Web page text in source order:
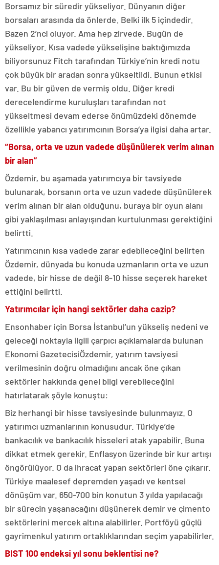
Borsamız bir süredir yükseliyor. Dünyanın diğer
borsaları arasında da önlerde. Belki ilk 5 içindedir.
Bazen 2’nci oluyor. Ama hep zirvede. Bugün de
yükseliyor. Kısa vadede yükselişine baktığımızda
biliyorsunuz Fitch tarafından Türkiye’nin kredi notu
çok büyük bir aradan sonra yükseltildi. Bunun etkisi
var. Bu bir güven de vermiş oldu. Diğer kredi
derecelendirme kuruluşları tarafından not
yükseltmesi devam ederse önümüzdeki dönemde
özellikle yabancı yatırımcının Borsa’ya ilgisi daha artar.
“Borsa, orta ve uzun vadede düşünülerek verim alınan
bir alan”
Özdemir, bu aşamada yatırımcıya bir tavsiyede
bulunarak, borsanın orta ve uzun vadede düşünülerek
verim alınan bir alan olduğunu, buraya bir oyun alanı
gibi yaklaşılması anlayışından kurtulunması gerektiğini
belirtti.
Yatırımcının kısa vadede zarar edebileceğini belirten
Özdemir, dünyada bu konuda uzmanların orta ve uzun
vadede, bir hisse de değil 8-10 hisse seçerek hareket
ettiğini belirtti.
Yatırımcılar için hangi sektörler daha cazip?
Ensonhaber için Borsa İstanbul’un yükseliş nedeni ve
geleceği noktayla ilgili çarpıcı açıklamalarda bulunan
Ekonomi GazetecisiÖzdemir, yatırım tavsiyesi
verilmesinin doğru olmadığını ancak öne çıkan
sektörler hakkında genel bilgi verebileceğini
hatırlatarak şöyle konuştu:
Biz herhangi bir hisse tavsiyesinde bulunmayız. O
yatırımcı uzmanlarının konusudur. Türkiye’de
bankacılık ve bankacılık hisseleri atak yapabilir. Buna
dikkat etmek gerekir. Enflasyon üzerinde bir kur artışı
öngörülüyor. O da ihracat yapan sektörleri öne çıkarır.
Türkiye maalesef depremden yaşadı ve kentsel
dönüşüm var. 650-700 bin konutun 3 yılda yapılacağı
bir sürecin yaşanacağını düşünerek demir ve çimento
sektörlerini mercek altına alabilirler. Portföyü güçlü
gayrimenkul yatırım ortaklıklarından seçim yapabilirler.
BIST 100 endeksi yıl sonu beklentisi ne?